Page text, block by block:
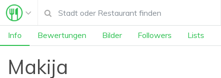
Info Bewertungen Bilder Followers Lists
Makija